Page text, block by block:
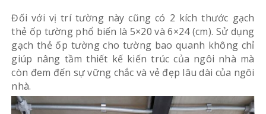
Đối với vị trí tường này cũng có 2 kích thước gạch
thẻ ốp tường phổ biến là 5×20 và 6×24 (cm). Sử dụng
gạch thẻ ốp tường cho tường bao quanh không chỉ
giúp nâng tầm thiết kế kiến trúc của ngôi nhà mà
còn đem đến sự vững chắc và vẻ đẹp lâu dài của ngôi
nhà.